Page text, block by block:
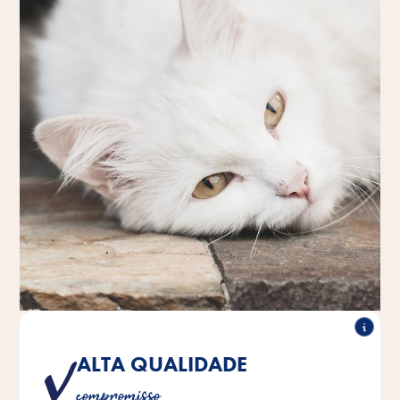
ALTA QUALIDADE
O nosso compromisso é oferecer produtos que
cumpram os requisitos mais elevados de qualidade.